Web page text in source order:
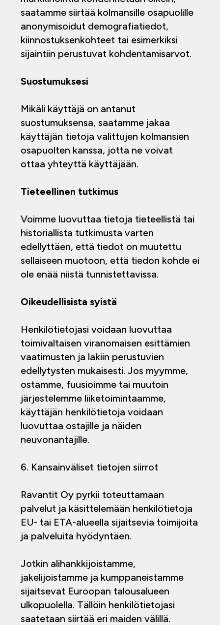
saatamme siirtää kolmansille osapuolille
anonymisoidut demografiatiedot,
kiinnostuksenkohteet tai esimerkiksi
sijaintiin perustuvat kohdentamisarvot.
Suostumuksesi
Mikäli käyttäjä on antanut
suostumuksensa, saatamme jakaa
käyttäjän tietoja valittujen kolmansien
osapuolten kanssa, jotta ne voivat
ottaa yhteyttä käyttäjään.
Tieteellinen tutkimus
Voimme luovuttaa tietoja tieteellistä tai
historiallista tutkimusta varten
edellyttäen, että tiedot on muutettu
sellaiseen muotoon, että tiedon kohde ei
ole enää niistä tunnistettavissa.
Oikeudellisista syistä
Henkilötietojasi voidaan luovuttaa
toimivaltaisen viranomaisen esittämien
vaatimusten ja lakiin perustuvien
edellytysten mukaisesti. Jos myymme,
ostamme, fuusioimme tai muutoin
järjestelemme liiketoimintaamme,
käyttäjän henkilötietoja voidaan
luovuttaa ostajille ja näiden
neuvonantajille.
6. Kansainväliset tietojen siirrot
Ravantit Oy pyrkii toteuttamaan
palvelut ja käsittelemään henkilötietoja
EU- tai ETA-alueella sijaitsevia toimijoita
ja palveluita hyödyntäen.
Jotkin alihankkijoistamme,
jakelijoistamme ja kumppaneistamme
sijaitsevat Euroopan talousalueen
ulkopuolella. Tällöin henkilötietojasi
saatetaan siirtää eri maiden välillä.